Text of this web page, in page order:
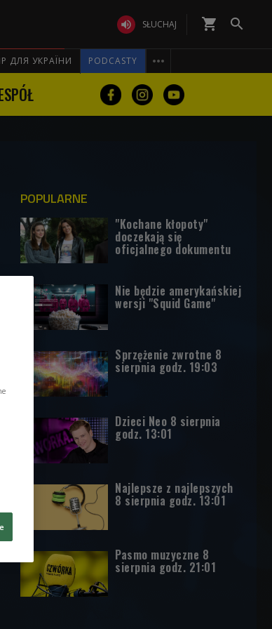
 SŁUCHAJ shopping_cart 
ДЛЯ УКРАЇНИ PODCASTY 
POPULARNE
"Kochane kłopoty"
doczekają się
oficjalnego dokumentu
Nie będzie amerykańskiej
wersji "Squid Game"
Sprzężenie zwrotne 8
sierpnia godz. 19:03
Dzieci Neo 8 sierpnia
godz. 13:01
Najlepsze z najlepszych
8 sierpnia godz. 13:01
Pasmo muzyczne 8
sierpnia godz. 21:01